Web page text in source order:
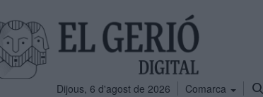
Dijous, 6 d'agost de 2026
Comarca